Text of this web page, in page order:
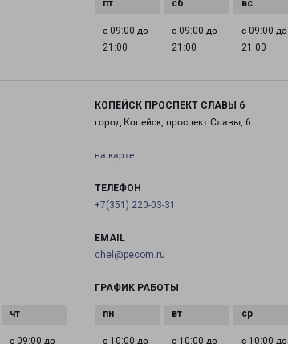
с 09:00 до
21:00
с 09:00 до
21:00
с 09:00 до
21:00
с 09:00 до
КОПЕЙСК ПРОСПЕКТ СЛАВЫ 6
город Копейск, проспект Славы, 6
на карте
ТЕЛЕФОН
+7(351) 220-03-31
EMAIL
chel@pecom.ru
ГРАФИК РАБОТЫ
с 10:00 до
с 10:00 до
с 10:00 до